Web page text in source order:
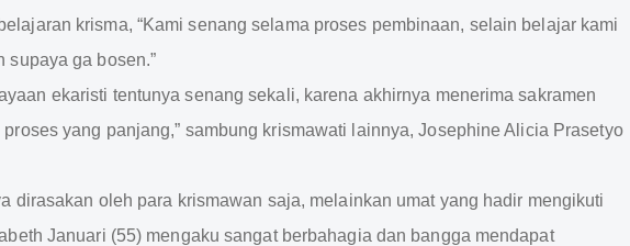
krisma, “Kami senang selama proses pembinaan, selain belajar kami
supaya ga bosen.”
ekaristi tentunya senang sekali, karena akhirnya menerima sakramen
yang panjang,” sambung krismawati lainnya, Josephine Alicia Prasetyo
dirasakan oleh para krismawan saja, melainkan umat yang hadir mengikuti
Januari (55) mengaku sangat berbahagia dan bangga mendapat